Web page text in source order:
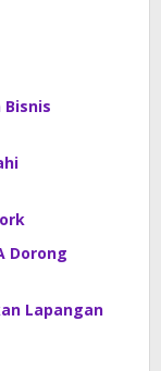
Bisnis
Dorong
Lapangan